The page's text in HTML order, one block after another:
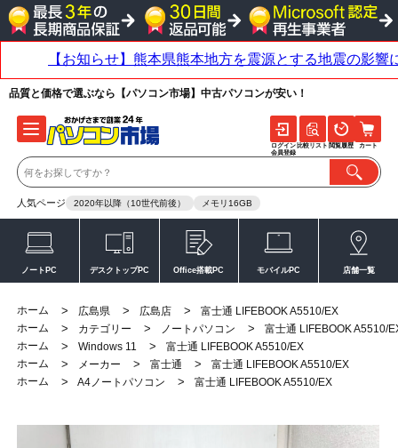
品質と価格で選ぶなら【パソコン市場】中古パソコンが安い！
人気ページ 2020年以降（10世代前後） メモリ16GB
ログイン
会員登録
比較リスト 閲覧履歴 カート
ノートPC デスクトップPC Office搭載PC モバイルPC 店舗一覧
ホーム > 広島県 > 広島店 >
富士通 LIFEBOOK A5510/EX
ホーム
> カテゴリー > ノートパソコン >
富士通 LIFEBOOK A5510/
ホーム
> Windows 11 >
富士通 LIFEBOOK A5510/EX
ホーム
> メーカー > 富士通 >
富士通 LIFEBOOK A5510/EX
ホーム
> A4ノートパソコン > 富士通 LIFEBOOK A5510/EX